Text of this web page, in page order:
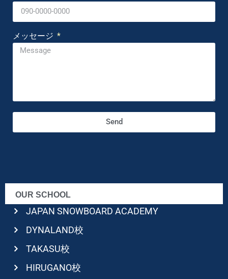
メッセージ
Send
OUR SCHOOL
JAPAN SNOWBOARD ACADEMY
DYNALAND校
TAKASU校
HIRUGANO校